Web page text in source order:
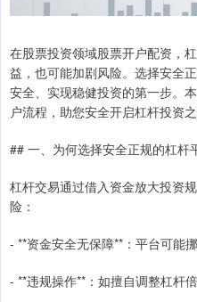
在股票投资领域股票开户配资，
益，也可能加剧风险。选择安全
安全、实现稳健投资的第一步。
户流程，助您安全开启杠杆投资之
## 一、为何选择安全正规的杠杆
杠杆交易通过借入资金放大投资
险：
- **资金安全无保障**：平台可能
- **违规操作**：如擅自调整杠杆